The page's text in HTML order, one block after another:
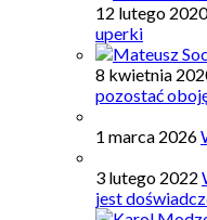
12 lutego 2020
uperki
8 kwietnia
pozostać
1 marca 2026
3 lutego 2022
jest